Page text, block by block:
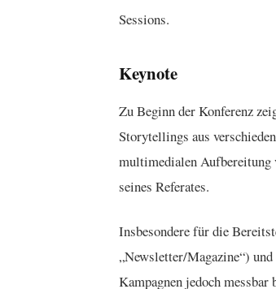
Sessions.
Keynote
Zu Beginn der Konferenz
Storytellings aus
multimedialen Aufbereitung
seines Referates.
Insbesondere für die
„Newsletter/Magazine“)
Kampagnen jedoch